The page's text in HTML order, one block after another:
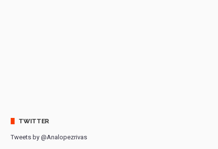
TWITTER
Tweets by @Analopezrivas